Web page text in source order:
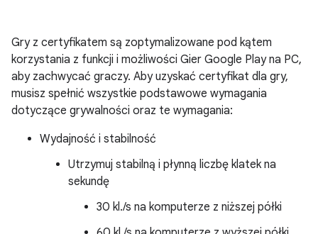
Gry z certyfikatem są zoptymalizowane pod kątem
korzystania z funkcji i możliwości Gier Google Play na PC,
aby zachwycać graczy. Aby uzyskać certyfikat dla gry,
musisz spełnić wszystkie podstawowe wymagania
dotyczące grywalności oraz te wymagania:
Wydajność i stabilność
Utrzymuj stabilną i płynną liczbę klatek na
sekundę
30 kl./s na komputerze z niższej półki